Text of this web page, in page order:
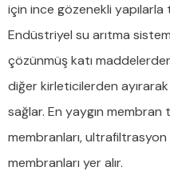
için ince gözenekli yapılarla
Endüstriyel su arıtma
çözünmüş katı
diğer kirleticilerden
sağlar. En yaygın
membranları,
membranları yer alır.